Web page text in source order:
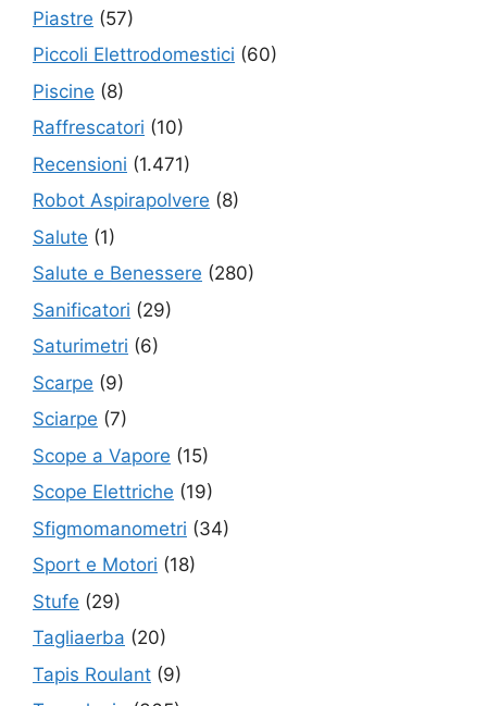
Piastre (57)
Piccoli Elettrodomestici (60)
Piscine (8)
Raffrescatori (10)
Recensioni (1.471)
Robot Aspirapolvere (8)
Salute (1)
Salute e Benessere (280)
Sanificatori (29)
Saturimetri (6)
Scarpe (9)
Sciarpe (7)
Scope a Vapore (15)
Scope Elettriche (19)
Sfigmomanometri (34)
Sport e Motori (18)
Stufe (29)
Tagliaerba (20)
Tapis Roulant (9)